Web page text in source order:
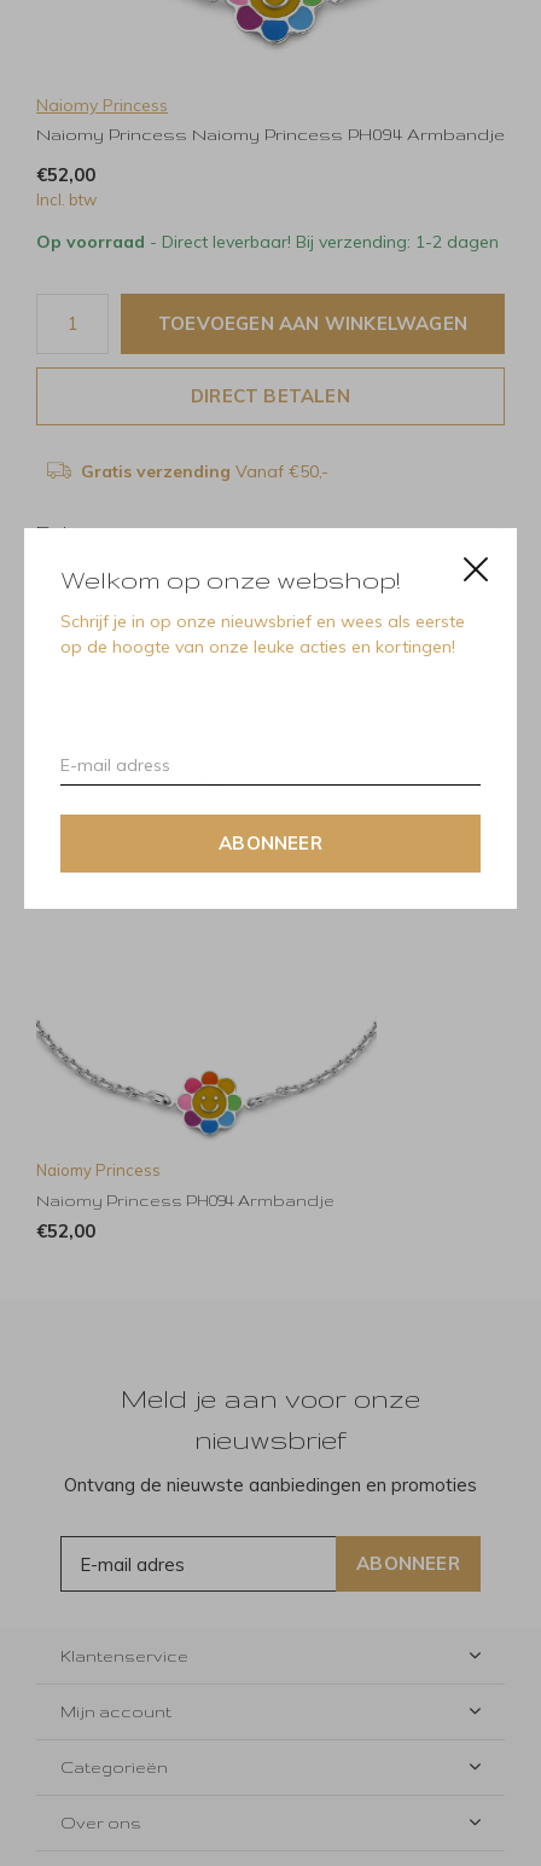
Welkom op onze webshop!
Schrijf je in op onze nieuwsbrief en wees als eerste
op de hoogte van onze leuke acties en kortingen!
ABONNEER
Naiomy Princess
Naiomy Princess Naiomy Princess PH094 Armbandje
€52,00
Incl. btw
Op voorraad - Direct leverbaar! Bij verzending: 1-2 dagen
TOEVOEGEN AAN WINKELWAGEN
DIRECT BETALEN
Gratis verzending Vanaf €50,-
Delen
Recente artikelen
Naiomy Princess
Naiomy Princess PH094 Armbandje
€52,00
Meld je aan voor onze
nieuwsbrief
Ontvang de nieuwste aanbiedingen en promoties
ABONNEER
Klantenservice
Mijn account
Categorieën
Over ons